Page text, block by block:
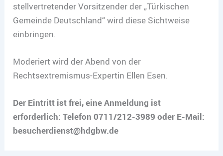
stellvertretender Vorsitzender der „Türkischen
Gemeinde Deutschland“ wird diese Sichtweise
einbringen.
Moderiert wird der Abend von der
Rechtsextremismus-Expertin Ellen Esen.
Der Eintritt ist frei, eine Anmeldung ist
erforderlich: Telefon 0711/212-3989 oder E-Mail:
besucherdienst@hdgbw.de